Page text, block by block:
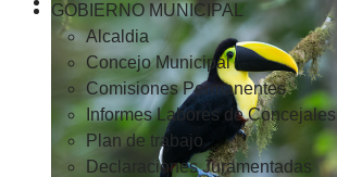
GOBIERNO MUNICIPAL
Alcaldia
Concejo Municipal
Comisiones Permanentes
Informes Labores de Concejales
Plan de trabajo
Declaraciones Juramentadas